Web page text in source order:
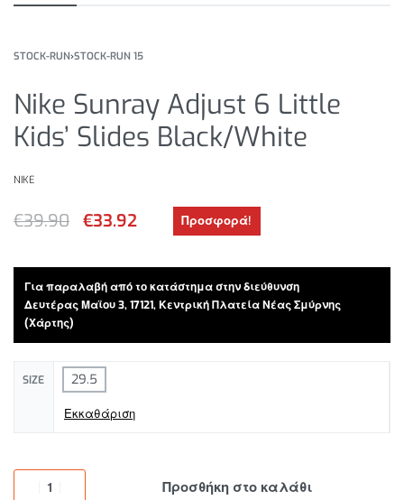
STOCK-RUN›STOCK-RUN 15
Nike Sunray Adjust 6 Little
Kids’ Slides Black/White
NIKE
€39.90 €33.92 Προσφορά!
Για παραλαβή από το κατάστημα στην διεύθυνση
Δευτέρας Μαϊου 3, 17121, Κεντρική Πλατεία Νέας Σμύρνης
(Χάρτης)
SIZE 29.5
Εκκαθάριση
Προσθήκη στο καλάθι